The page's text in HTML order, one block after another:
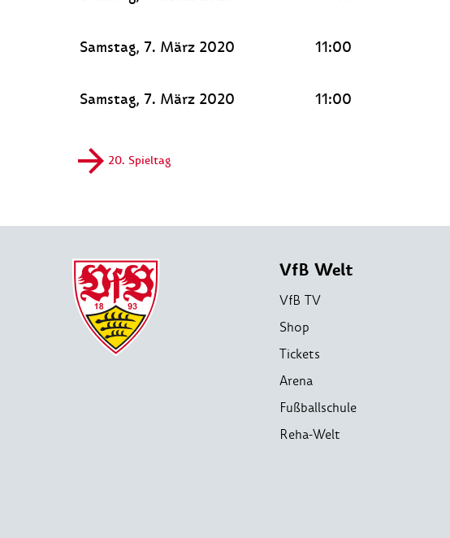
Samstag, 7. März 2020 11:00
Samstag, 7. März 2020 11:00
20. Spieltag
VfB Welt
VfB TV
Shop
Tickets
Arena
Fußballschule
Reha-Welt